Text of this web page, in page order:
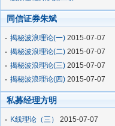
同信证券朱斌
揭秘波浪理论(一) 2015-07-07
揭秘波浪理论(二) 2015-07-07
揭秘波浪理论(三) 2015-07-07
揭秘波浪理论(四) 2015-07-07
私募经理方明
K线理论（三）
2015-07-07